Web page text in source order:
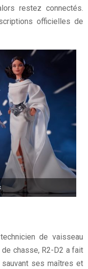
restez connectés.
officielles de
de vaisseau
chasse, R2-D2 a fait
ses maîtres et